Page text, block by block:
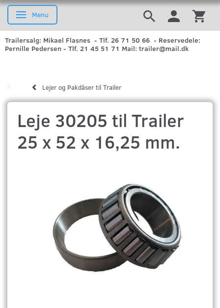
Skifte navigation
Menu
Trailersalg: Mikael Flasnes - Tlf. 26 71 50 66 - Reservedele:
Pernille Pedersen - Tlf. 21 45 51 71 Mail: trailer@mail.dk
Lejer og Pakdåser til Trailer
Leje 30205 til Trailer
25 x 52 x 16,25 mm.